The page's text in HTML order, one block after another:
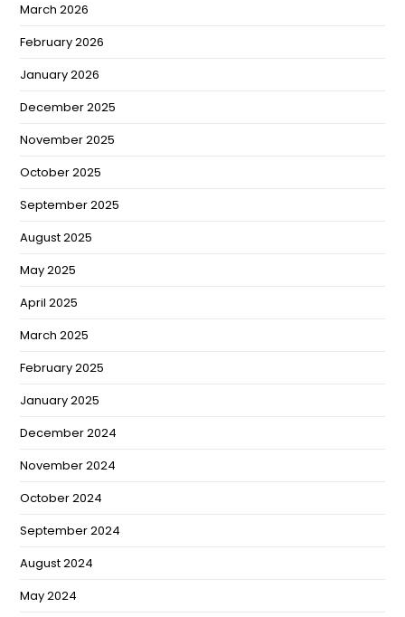
March 2026
February 2026
January 2026
December 2025
November 2025
October 2025
September 2025
August 2025
May 2025
April 2025
March 2025
February 2025
January 2025
December 2024
November 2024
October 2024
September 2024
August 2024
May 2024